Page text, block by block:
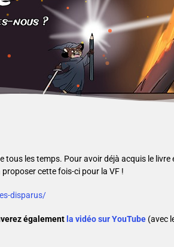
nous ?
les temps. Pour avoir déjà acquis le livre
cette fois-ci pour la VF !
disparus/
également la vidéo sur YouTube (avec